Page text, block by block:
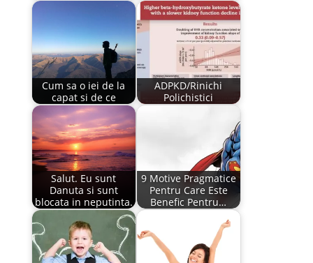
Cum sa o iei de la
capat si de ce
ADPKD/Rinichi
Polichistici
Salut. Eu sunt
Danuta si sunt
blocata in neputinta.
9 Motive Pragmatice
Pentru Care Este
Benefic Pentru…